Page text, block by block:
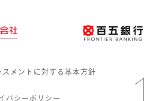
スメントに対する基本方針
バシーポリシー